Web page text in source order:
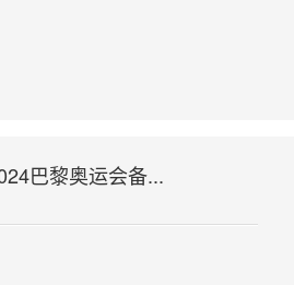
巴黎奥运会备...